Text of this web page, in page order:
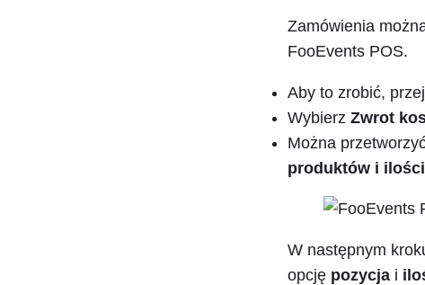
Zamówienia
FooEvents POS.
Aby to zrobić,
Wybierz Zwrot
Można
produktów i ilości
W następnym
opcję pozycja i